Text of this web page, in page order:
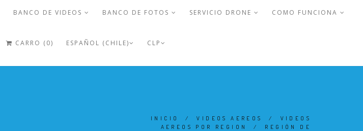
BANCO DE VIDEOS BANCO DE FOTOS SERVICIO DRONE COMO FUNCIONA
CARRO (0) ESPAÑOL (CHILE) CLP
INICIO /VIDEOS AEREOS / VIDEOS
AEREOS POR REGION
/ REGIÓN DE